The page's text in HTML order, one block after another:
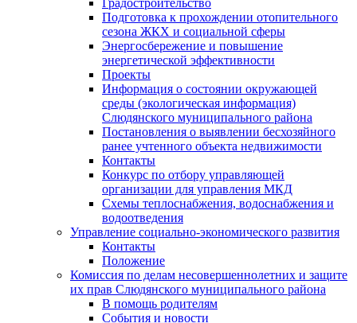
Градостроительство
Подготовка к прохождении отопительного
сезона ЖКХ и социальной сферы
Энергосбережение и повышение
энергетической эффективности
Проекты
Информация о состоянии окружающей
среды (экологическая информация)
Слюдянского муниципального района
Постановления о выявлении бесхозяйного
ранее учтенного объекта недвижимости
Контакты
Конкурс по отбору управляющей
организации для управления МКД
Схемы теплоснабжения, водоснабжения и
водоотведения
Управление социально-экономического развития
Контакты
Положение
Комиссия по делам несовершеннолетних и защите
их прав Слюдянского муниципального района
В помощь родителям
События и новости